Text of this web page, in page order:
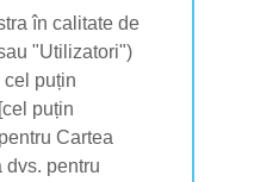
în calitate de
"Utilizatori")
puțin
puțin
Cartea
pentru